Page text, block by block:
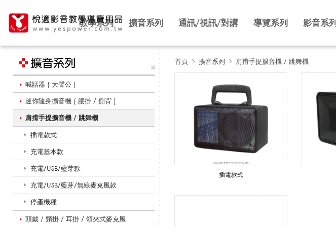
教學系列 擴音系列 通訊/視訊/對講 導覽系列 影音系列
喊話器 ( 大聲公 )
迷你隨身擴音機 ( 腰掛 / 側背 )
肩揹手提擴音機 / 跳舞機
插電款式
充電基本款
充電/USB/藍芽款
充電/USB/藍芽/無線麥克風款
停產機種
頭戴 / 頸掛 / 耳掛 / 領夾式麥克風
首頁 擴音系列 肩揹手提擴音機 / 跳舞機
手
插電款式